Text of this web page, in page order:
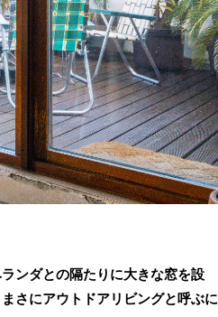
ンダとの隔たりに大きな窓を設
さにアウトドアリビングと呼ぶに